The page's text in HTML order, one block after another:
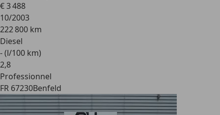
€ 3 488
10/2003
222 800 km
Diesel
- (l/100 km)
2,8
Professionnel
FR 67230Benfeld